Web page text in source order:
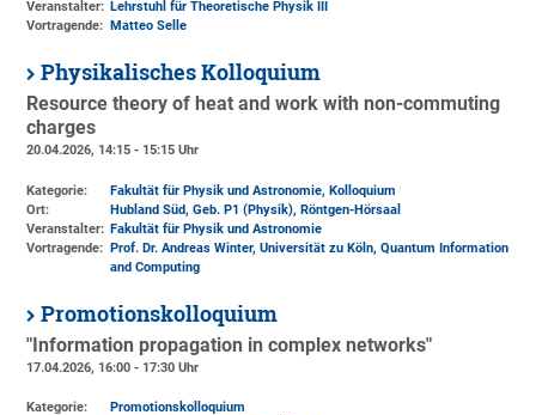
Veranstalter: Lehrstuhl für Theoretische Physik III
Vortragende:
Matteo Selle
Physikalisches Kolloquium
Resource theory of heat and work with non-commuting
charges
20.04.2026, 14:15 - 15:15 Uhr
Kategorie:
Fakultät für Physik und Astronomie, Kolloquium
Ort:
Hubland Süd, Geb. P1 (Physik), Röntgen-Hörsaal
Veranstalter: Fakultät für Physik und Astronomie
Vortragende: Prof. Dr. Andreas Winter, Universität zu Köln, Quantum Information
and Computing
Promotionskolloquium
"Information propagation in complex networks"
17.04.2026, 16:00 - 17:30 Uhr
Kategorie:
Promotionskolloquium